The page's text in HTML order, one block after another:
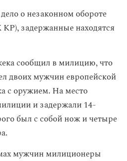
о незаконном обороте
задержанные находятся
сообщил в милицию, что
двоих мужчин европейской
с оружием. На место
и задержали 14-
был с собой нож и четыре
мужчин милиционеры